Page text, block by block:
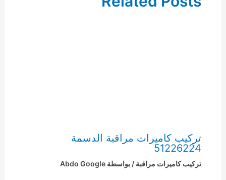
تركيب كاميرات مراقبة الدسمة
51226224
تركيب كاميرات مراقبة / بواسطة Abdo Google